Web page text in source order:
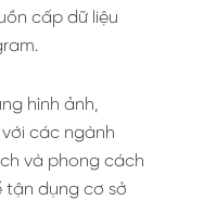
cấp dữ liệu
hình ảnh,
các ngành
và phong cách
tận dụng cơ sở